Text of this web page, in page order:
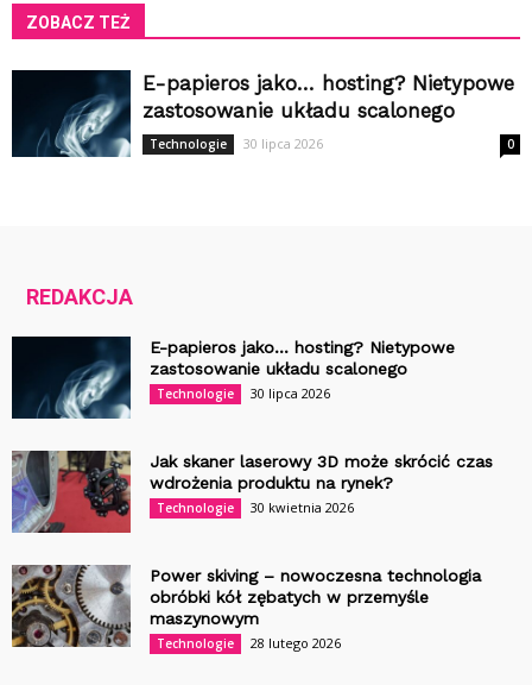
ZOBACZ TEŻ
E-papieros jako… hosting? Nietypowe
zastosowanie układu scalonego
Technologie 30 lipca 2026 0
REDAKCJA
E-papieros jako… hosting? Nietypowe
zastosowanie układu scalonego
Technologie 30 lipca 2026
Jak skaner laserowy 3D może skrócić czas
wdrożenia produktu na rynek?
Technologie 30 kwietnia 2026
Power skiving – nowoczesna technologia
obróbki kół zębatych w przemyśle
maszynowym
Technologie 28 lutego 2026